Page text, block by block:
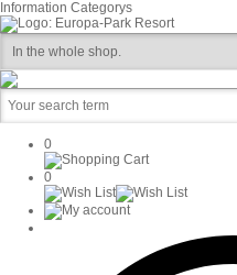
Information Categorys
0
0